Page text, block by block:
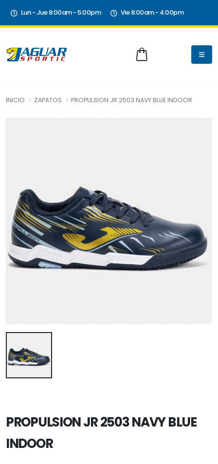
Lun - Jue 8:00am - 5:00pm Vie 8:00am - 4:00pm
INICIO ZAPATOS PROPULSION JR 2503 NAVY BLUE INDOOR
PROPULSION JR 2503 NAVY BLUE
INDOOR